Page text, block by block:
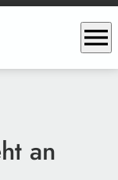
menu
an